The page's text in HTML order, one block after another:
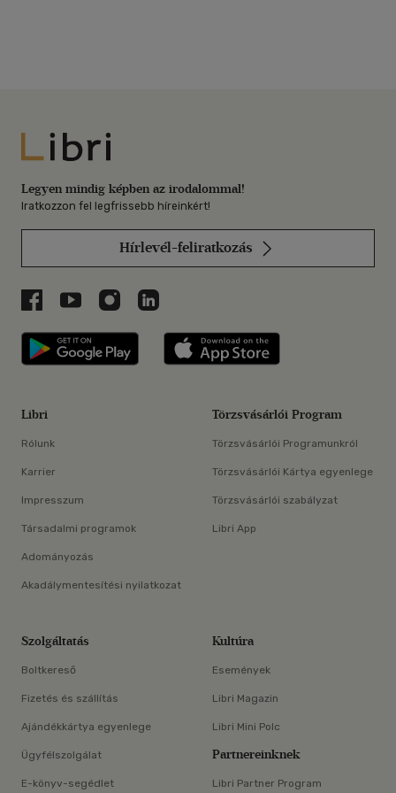
Libri
Legyen mindig képben az irodalommal!
Iratkozzon fel legfrissebb híreinkért!
Hírlevél-feliratkozás
Libri a Facebookon
Libri a Youtube-on
Libri az Instagramon
Libri a LinkedInen
Libri applikáció Szerezd meg: Google
Libri
Rólunk
Karrier
Impresszum
Társadalmi programok
Adományozás
Akadálymentesítési nyilatkozat
Törzsvásárlói Program
Törzsvásárlói Programunkról
Törzsvásárlói Kártya egyenlege
Törzsvásárlói szabályzat
Libri App
Szolgáltatás
Boltkereső
Fizetés és szállítás
Ajándékkártya egyenlege
Ügyfélszolgálat
E-könyv-segédlet
Kultúra
Események
Libri Magazin
Libri Mini Polc
Partnereinknek
Libri Partner Program